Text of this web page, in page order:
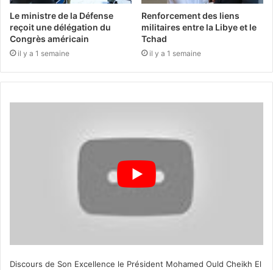
Le ministre de la Défense
reçoit une délégation du
Congrès américain
il y a 1 semaine
Renforcement des liens
militaires entre la Libye et le
Tchad
il y a 1 semaine
Discours de Son Excellence le Président Mohamed Ould Cheikh El